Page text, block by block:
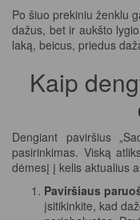
Po šiuo prekiniu ženklu
dažus, bet ir aukšto
laką, beicus, priedus
Kaip
Dengiant paviršius
pasirinkimas. Viską
dėmesį į kelis aktualius
Paviršiaus
įsitikinkite, kad